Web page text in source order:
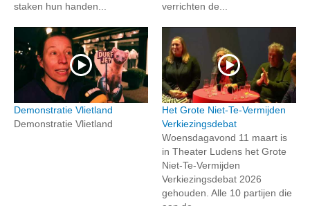
staken hun handen...
verrichten de...
Demonstratie Vlietland
Demonstratie Vlietland
Het Grote Niet-Te-Vermijden
Verkiezingsdebat
Woensdagavond 11 maart is
in Theater Ludens het Grote
Niet-Te-Vermijden
Verkiezingsdebat 2026
gehouden. Alle 10 partijen die